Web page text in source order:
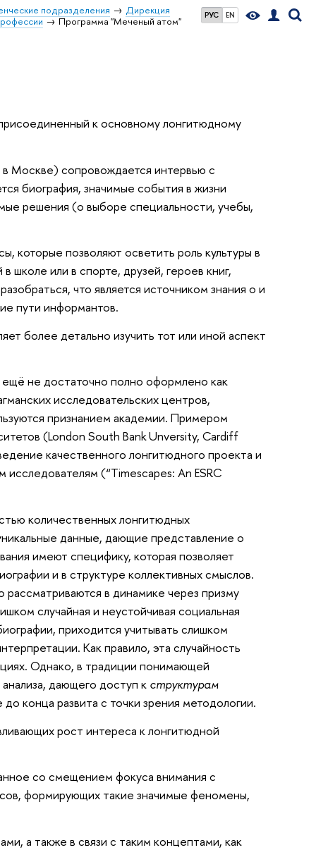
РУС EN
подразделения
Дирекция
Программа "Меченый атом"
к основному лонгитюдному
Москве) сопровождается интервью с
биография, значимые события в жизни
решения (о выборе специальности, учебы,
которые позволяют осветить роль культуры в
или в спорте, друзей, героев книг,
что является источником знания о и
пути информантов.
более детально изучить тот или иной аспект
не достаточно полно оформлено как
исследовательских центров,
признанием академии. Примером
(London South Bank Unversity, Cardiff
качественного лонгитюдного проекта и
(“Timescapes: An ESRC
количественных лонгитюдных
данные, дающие представление о
имеют специфику, которая позволяет
и в структуре коллективных смыслов.
в динамике через призму
случайная и неустойчивая социальная
приходится учитывать слишком
Как правило, эта случайность
Однако, в традиции понимающей
дающего доступ к структурам
конца развита с точки зрения методологии.
рост интереса к лонгитюдной
со смещением фокуса внимания с
формирующих такие значимые феномены,
а также в связи с таким концептами, как